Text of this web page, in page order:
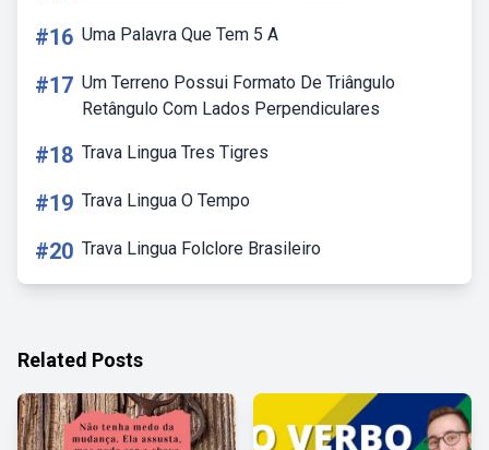
#16 Uma Palavra Que Tem 5 A
#17 Um Terreno Possui Formato De Triângulo
Retângulo Com Lados Perpendiculares
#18 Trava Lingua Tres Tigres
#19 Trava Lingua O Tempo
#20 Trava Lingua Folclore Brasileiro
Related Posts